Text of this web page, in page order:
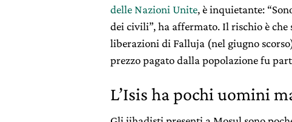
delle Nazioni Unite, è inquietante:
dei civili”, ha affermato. Il rischio è
liberazioni di Falluja (nel giugno
prezzo pagato dalla popolazione fu
L’Isis ha pochi uomini